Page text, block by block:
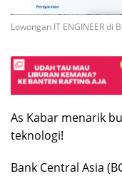
Lowongan IT ENGINEER di
As Kabar menarik
teknologi!
Bank Central Asia